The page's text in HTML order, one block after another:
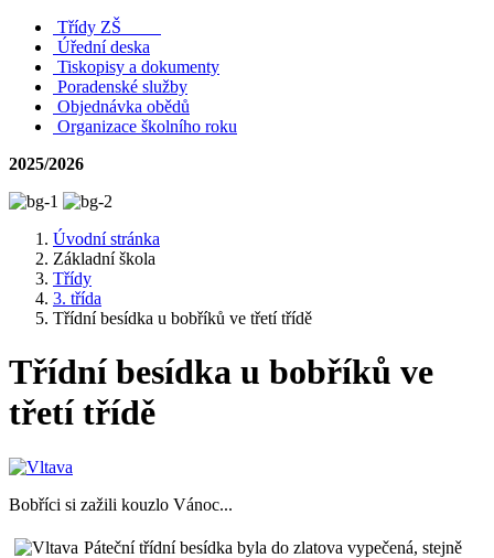
Třídy ZŠ
Úřední deska
Tiskopisy a dokumenty
Poradenské služby
Objednávka obědů
Organizace školního roku
2025/2026
Úvodní stránka
Základní škola
Třídy
3. třída
Třídní besídka u bobříků ve třetí třídě
Třídní besídka u bobříků ve
třetí třídě
Bobříci si zažili kouzlo Vánoc...
Páteční třídní besídka byla do zlatova vypečená, stejně